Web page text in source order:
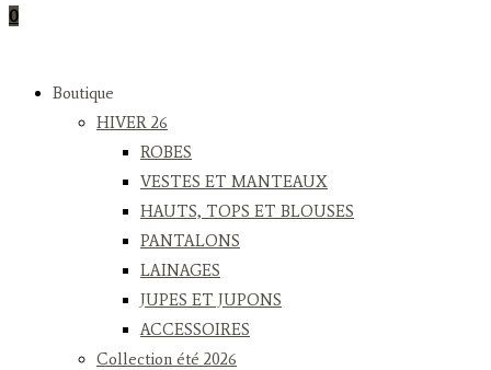
0
Boutique
HIVER 26
ROBES
VESTES ET MANTEAUX
HAUTS, TOPS ET BLOUSES
PANTALONS
LAINAGES
JUPES ET JUPONS
ACCESSOIRES
Collection été 2026